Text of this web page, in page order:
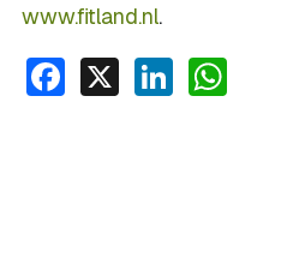
www.fitland.nl.
Facebook
X LinkedIn